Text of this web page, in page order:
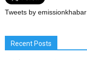
Tweets by emissionkhabar
Recent Posts